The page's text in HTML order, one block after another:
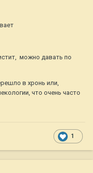
можно давать по
в хронь или,
что очень часто
1